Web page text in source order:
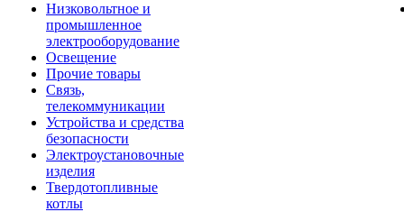
Низковольтное и
промышленное
электрооборудование
Освещение
Прочие товары
Связь,
телекоммуникации
Устройства и средства
безопасности
Электроустановочные
изделия
Твердотопливные
котлы